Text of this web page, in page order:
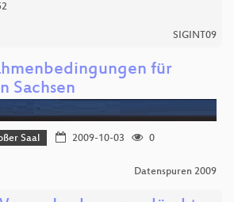
SIGINT09
für
Sachsen
Saal 2009-10-03
0
Datenspuren 2009